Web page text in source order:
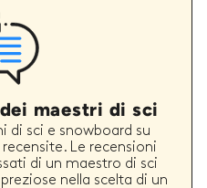
maestri di sci
di sci e snowboard su
Le recensioni
di un maestro di sci
nella scelta di un